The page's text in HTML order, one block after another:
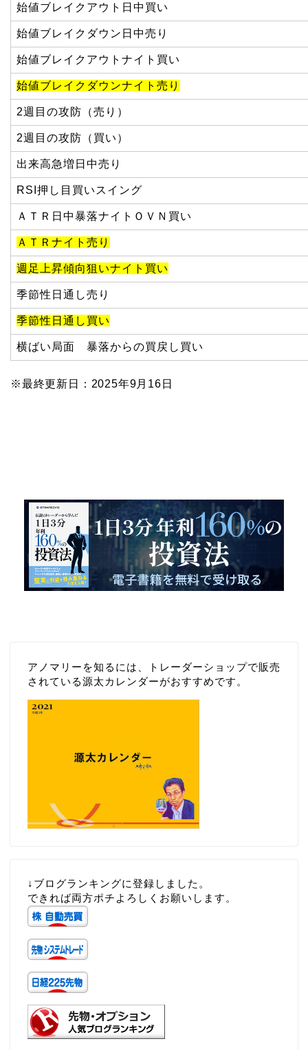
始値ブレイクアウト日中買い
始値ブレイクダウン日中売り
始値ブレイクアウトナイト買い
始値ブレイクダウンナイト売り
2週目の攻防（売り）
2週目の攻防（買い）
出来高急増日中売り
RSI押し目買いスイング
ＡＴＲ日中暴落ナイトＯＶＮ買い
ＡＴＲナイト売り
週足上昇傾向狙いナイト買い
季節性日通し売り
季節性日通し買い
横ばい局面 暴落からの買戻し買い
※最終更新日：2025年9月16日
アノマリーを知るには、トレーダーショップで販売
されている源太カレンダーがおすすめです。
↓ブログランキングに登録しました。
できれば両方ポチよろしくお願いします。